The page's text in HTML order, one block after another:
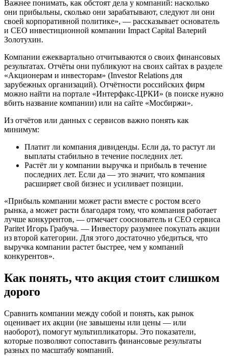
Важнее понимать, как обстоят дела у компаний: насколько
они прибыльны, сколько они зарабатывают, следуют ли они
своей корпоративной политике», — рассказывает основатель
и CEO инвестиционной компании Impact Capital Валерий
Золотухин.
Компании ежеквартально отчитываются о своих финансовых
результатах. Отчёты они публикуют на своих сайтах в разделе
«Акционерам и инвесторам» (Investor Relations для
зарубежных организаций). Отчётности российских фирм
можно найти на портале «Интерфакс-ЦРКИ» (в поиске нужно
вбить название компании) или на сайте «Мосбиржи».
Из отчётов или данных с сервисов важно понять как
минимум:
Платит ли компания дивиденды. Если да, то растут ли
выплаты стабильно в течение последних лет.
Растёт ли у компании выручка и прибыль в течение
последних лет. Если да — это значит, что компания
расширяет свой бизнес и усиливает позиции.
«Прибыль компании может расти вместе с ростом всего
рынка, а может расти благодаря тому, что компания работает
лучше конкурентов, — отмечает сооснователь и CEO сервиса
Paritet Игорь Грабуча. — Инвестору разумнее покупать акции
из второй категории. Для этого достаточно убедиться, что
выручка компании растет быстрее, чем у компаний
конкурентов».
Как понять, что акция стоит слишком
дорого
Сравнить компании между собой и понять, как рынок
оценивает их акции (не завышены или цены — или
наоборот), помогут мультипликаторы. Это показатели,
которые позволяют сопоставить финансовые результаты
разных по масштабу компаний.